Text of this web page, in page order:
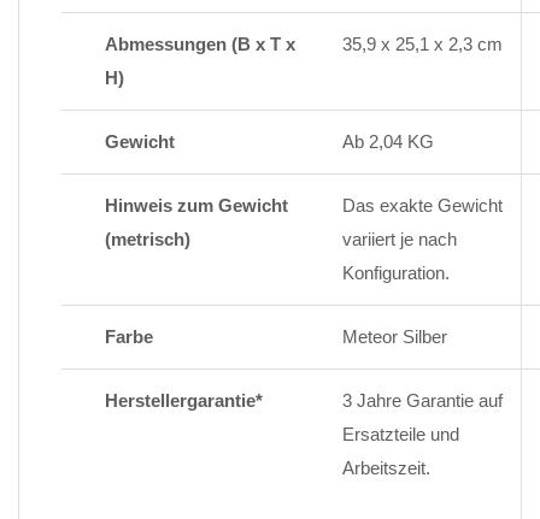
Abmessungen (B x T x
H)
35,9 x 25,1 x 2,3 cm
Gewicht Ab 2,04 KG
Hinweis zum Gewicht
(metrisch)
Das exakte Gewicht
variiert je nach
Konfiguration.
Farbe Meteor Silber
Herstellergarantie*
3 Jahre Garantie auf
Ersatzteile und
Arbeitszeit.